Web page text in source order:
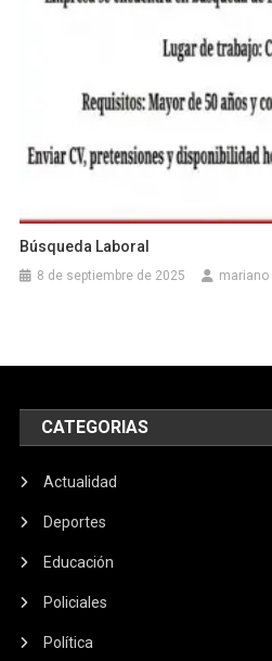
Búsqueda Laboral
8 de septiembre de 2025 mariano
CATEGORIAS
Actualidad
Deportes
Educación
Policiales
Política